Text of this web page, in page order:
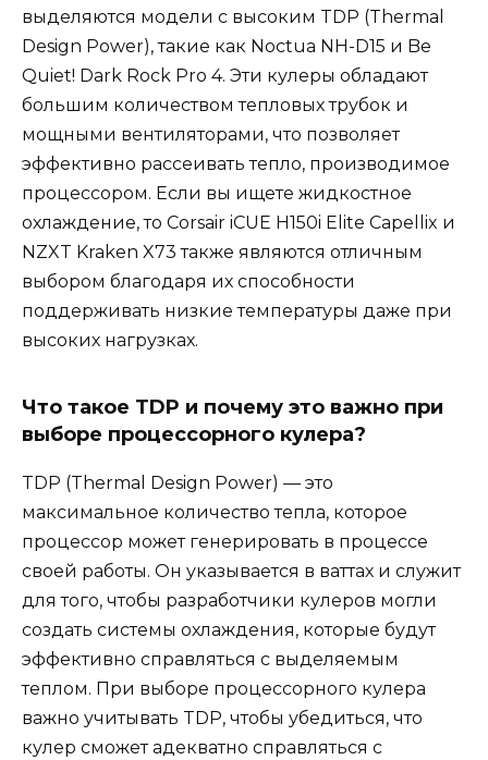
выделяются модели с высоким TDP (Thermal
Design Power), такие как Noctua NH-D15 и Be
Quiet! Dark Rock Pro 4. Эти кулеры обладают
большим количеством тепловых трубок и
мощными вентиляторами, что позволяет
эффективно рассеивать тепло, производимое
процессором. Если вы ищете жидкостное
охлаждение, то Corsair iCUE H150i Elite Capellix и
NZXT Kraken X73 также являются отличным
выбором благодаря их способности
поддерживать низкие температуры даже при
высоких нагрузках.
Что такое TDP и почему это важно при
выборе процессорного кулера?
TDP (Thermal Design Power) — это
максимальное количество тепла, которое
процессор может генерировать в процессе
своей работы. Он указывается в ваттах и служит
для того, чтобы разработчики кулеров могли
создать системы охлаждения, которые будут
эффективно справляться с выделяемым
теплом. При выборе процессорного кулера
важно учитывать TDP, чтобы убедиться, что
кулер сможет адекватно справляться с